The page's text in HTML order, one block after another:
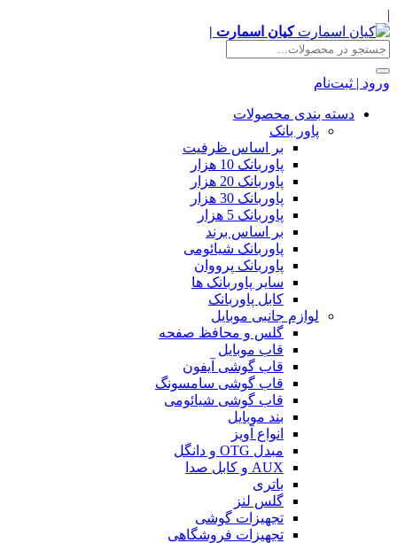
|
کیان اسمارت |
ورود | ثبت‌نام
دسته بندی محصولات
پاور بانک
بر اساس ظرفیت
پاوربانک 10 هزار
پاوربانک 20 هزار
پاوربانک 30 هزار
پاوربانک 5 هزار
بر اساس برند
پاوربانک شیائومی
پاوربانک پرووان
سایر پاوربانک ها
کابل پاوربانک
لوازم جانبی موبایل
گلس و محافظ صفحه
قاب موبایل
قاب گوشی آیفون
قاب گوشی سامسونگ
قاب گوشی شیائومی
بند موبایل
انواع آویز
مبدل OTG و دانگل
AUX و کابل صدا
باتری
گلس لنز
تجهیزات گوشی
تجهیزات فروشگاهی